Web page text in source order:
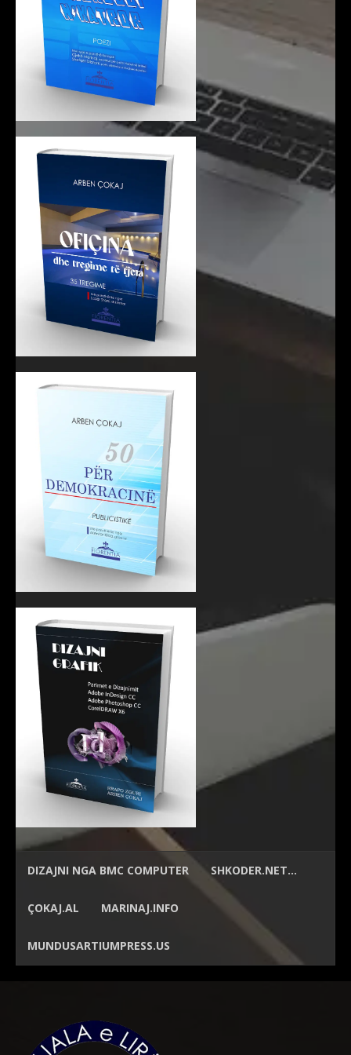
DIZAJNI NGA BMC COMPUTER SHKODER.NET…
ÇOKAJ.AL MARINAJ.INFO
MUNDUSARTIUMPRESS.US